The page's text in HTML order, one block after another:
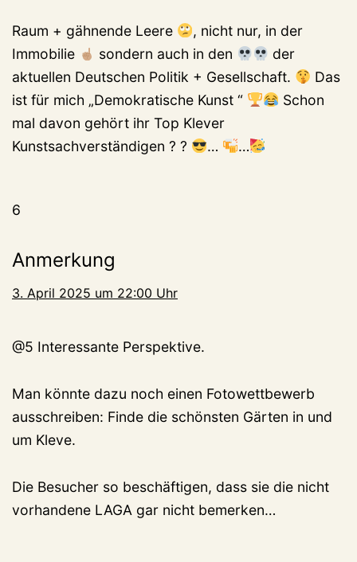
Raum + gähnende Leere
, nicht nur, in der
Immobilie
sondern auch in den
der
aktuellen Deutschen Politik + Gesellschaft.
Das
ist für mich „Demokratische Kunst “
Schon
mal davon gehört ihr Top Klever
Kunstsachverständigen ? ?
… …
6
Anmerkung
3. April 2025 um 22:00 Uhr
@5 Interessante Perspektive.
Man könnte dazu noch einen Fotowettbewerb
ausschreiben: Finde die schönsten Gärten in und
um Kleve.
Die Besucher so beschäftigen, dass sie die nicht
vorhandene LAGA gar nicht bemerken…